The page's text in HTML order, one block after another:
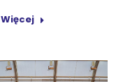
Więcej